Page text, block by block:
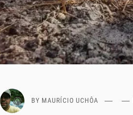
BY MAURÍCIO UCHÔA